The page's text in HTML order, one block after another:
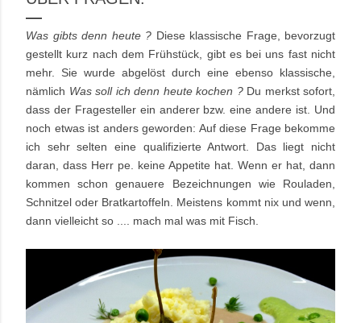
Was gibts denn heute ? Diese klassische Frage, bevorzugt
gestellt kurz nach dem Frühstück, gibt es bei uns fast nicht
mehr. Sie wurde abgelöst durch eine ebenso klassische,
nämlich Was soll ich denn heute kochen ?Du merkst sofort,
dass der Fragesteller ein anderer bzw. eine andere ist. Und
noch etwas ist anders geworden: Auf diese Frage bekomme
ich sehr selten eine qualifizierte Antwort. Das liegt nicht
daran, dass Herr pe. keine Appetite hat. Wenn er hat, dann
kommen schon genauere Bezeichnungen wie Rouladen,
Schnitzel oder Bratkartoffeln. Meistens kommt nix und wenn,
dann vielleicht so .... mach mal was mit Fisch.